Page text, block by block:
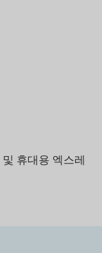
휴대용 엑스레